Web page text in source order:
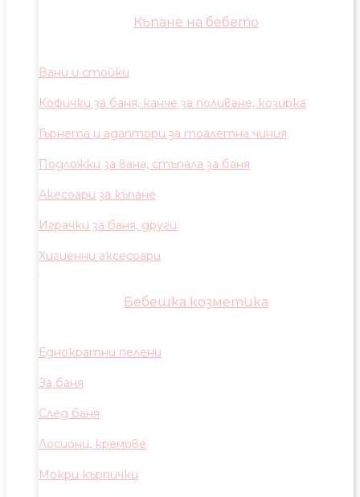
Къпане на бебето
Вани и стойки
Кофички за баня, канче за поливане, козирка
Гърнета и адаптори за тоалетна чиния
Подложки за вана, стъпала за баня
Акесоари за къпане
Играчки за баня, други
Хигиенни аксесоари
Бебешка козметика
Еднократни пелени
За баня
След баня
Лосиони, кремове
Мокри кърпички